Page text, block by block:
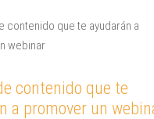
contenido que te
a promover un